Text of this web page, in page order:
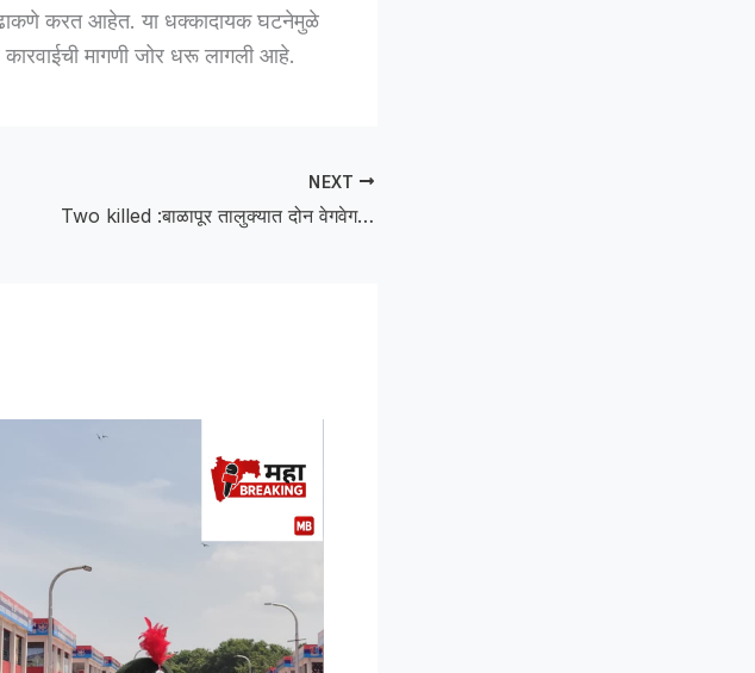
ढाकणे करत आहेत. या धक्कादायक घटनेमुळे
मागणी जोर धरू लागली आहे.
NEXT
Two killed :बाळापूर तालुक्यात दोन वेगवेगळ्या अपघातात दोघांचा मृत्यू